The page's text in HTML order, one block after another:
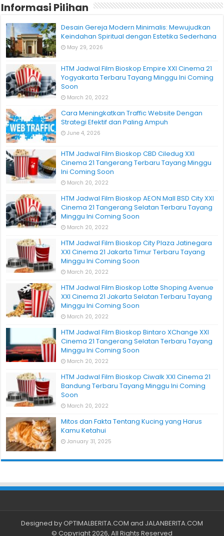
Informasi Pilihan
Desain Gereja Modern Minimalis: Mewujudkan
Keindahan Spiritual dengan Estetika Sederhana
May 29, 2026
HTM Jadwal Film Bioskop Empire XXI Cinema 21
Yogyakarta Terbaru Tayang Minggu Ini Coming
Soon
March 20, 2022
Cara Meningkatkan Traffic Website Dengan
Strategi Efektif dan Paling Ampuh
June 4, 2026
HTM Jadwal Film Bioskop CBD Ciledug XXI
Cinema 21 Tangerang Terbaru Tayang Minggu
Ini Coming Soon
March 20, 2022
HTM Jadwal Film Bioskop AEON Mall BSD City XXI
Cinema 21 Tangerang Selatan Terbaru Tayang
Minggu Ini Coming Soon
March 20, 2022
HTM Jadwal Film Bioskop City Plaza Jatinegara
XXI Cinema 21 Jakarta Timur Terbaru Tayang
Minggu Ini Coming Soon
March 20, 2022
HTM Jadwal Film Bioskop Lotte Shoping Avenue
XXI Cinema 21 Jakarta Selatan Terbaru Tayang
Minggu Ini Coming Soon
March 20, 2022
HTM Jadwal Film Bioskop Bintaro XChange XXI
Cinema 21 Tangerang Selatan Terbaru Tayang
Minggu Ini Coming Soon
March 20, 2022
HTM Jadwal Film Bioskop Ciwalk XXI Cinema 21
Bandung Terbaru Tayang Minggu Ini Coming
Soon
March 20, 2022
Mitos dan Fakta Tentang Kucing yang Harus
Kamu Ketahui
January 31, 2025
Designed byOPTIMALBERITA.COM and JALANBERITA.COM
© Copyright 2026, All Rights Reserved